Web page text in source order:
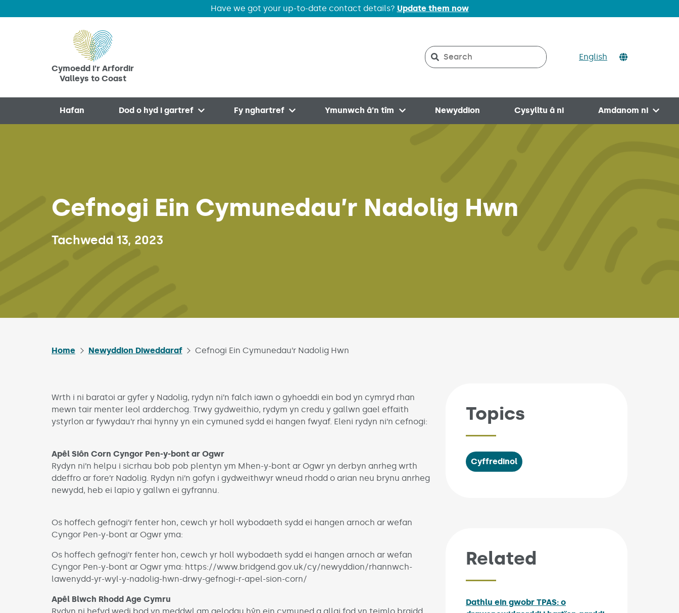
Have we got your up-to-date contact details? Update them now
Cymoedd i'r Arfordir
Valleys to Coast
Search on Valleys to Coast
Search English
Hafan
Dod o hyd i gartref
Fy nghartref
Ymunwch â’n tîm
Newyddion Cysylltu â ni
Amdanom ni
Cefnogi Ein Cymunedau’r Nadolig Hwn
Tachwedd 13, 2023
Home Newyddion Diweddaraf Cefnogi Ein Cymunedau’r Nadolig Hwn
Wrth i ni baratoi ar gyfer y Nadolig, rydyn ni’n falch iawn o gyhoeddi ein bod yn cymryd rhan
mewn tair menter leol ardderchog. Trwy gydweithio, rydym yn credu y gallwn gael effaith
ystyrlon ar fywydau’r rhai hynny yn ein cymuned sydd ei hangen fwyaf. Eleni rydyn ni’n cefnogi:
Apêl Siôn Corn Cyngor Pen-y-bont ar Ogwr
Rydyn ni’n helpu i sicrhau bob pob plentyn ym Mhen-y-bont ar Ogwr yn derbyn anrheg wrth
ddeffro ar fore’r Nadolig. Rydyn ni’n gofyn i gydweithwyr wneud rhodd o arian neu brynu anrheg
newydd, heb ei lapio y gallwn ei gyfrannu.
Os hoffech gefnogi’r fenter hon, cewch yr holl wybodaeth sydd ei hangen arnoch ar wefan
Cyngor Pen-y-bont ar Ogwr yma:
Os hoffech gefnogi’r fenter hon, cewch yr holl wybodaeth sydd ei hangen arnoch ar wefan
Cyngor Pen-y-bont ar Ogwr yma: https://www.bridgend.gov.uk/cy/newyddion/rhannwch-
lawenydd-yr-wyl-y-nadolig-hwn-drwy-gefnogi-r-apel-sion-corn/
Apêl Blwch Rhodd Age Cymru
Topics
Cyffredinol
Related
Dathlu ein gwobr TPAS: o